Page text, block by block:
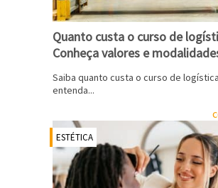
Quanto custa o curso de
Conheça valores e
Saiba quanto custa o curso de
entenda...
ESTÉTICA